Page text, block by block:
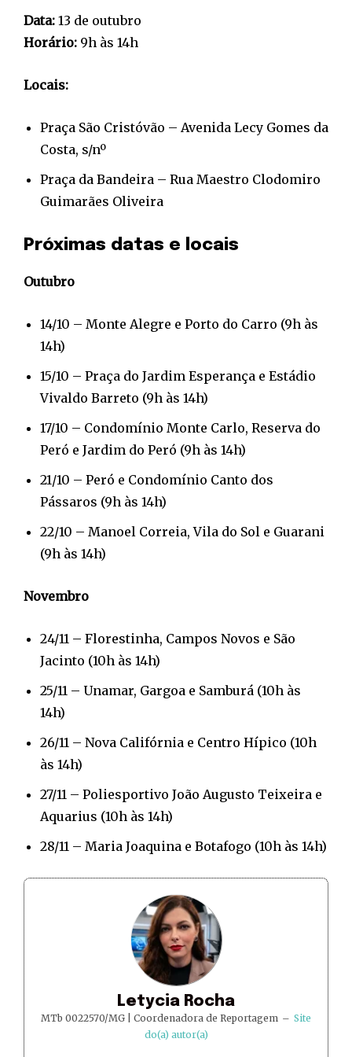
Data: 13 de outubro
Horário: 9h às 14h
Locais:
Praça São Cristóvão – Avenida Lecy Gomes da
Costa, s/nº
Praça da Bandeira – Rua Maestro Clodomiro
Guimarães Oliveira
Próximas datas e locais
Outubro
14/10 – Monte Alegre e Porto do Carro (9h às
14h)
15/10 – Praça do Jardim Esperança e Estádio
Vivaldo Barreto (9h às 14h)
17/10 – Condomínio Monte Carlo, Reserva do
Peró e Jardim do Peró (9h às 14h)
21/10 – Peró e Condomínio Canto dos
Pássaros (9h às 14h)
22/10 – Manoel Correia, Vila do Sol e Guarani
(9h às 14h)
Novembro
24/11 – Florestinha, Campos Novos e São
Jacinto (10h às 14h)
25/11 – Unamar, Gargoa e Samburá (10h às
14h)
26/11 – Nova Califórnia e Centro Hípico (10h
às 14h)
27/11 – Poliesportivo João Augusto Teixeira e
Aquarius (10h às 14h)
28/11 – Maria Joaquina e Botafogo (10h às 14h)
Letycia Rocha
MTb 0022570/MG | Coordenadora de Reportagem – Site
do(a) autor(a)